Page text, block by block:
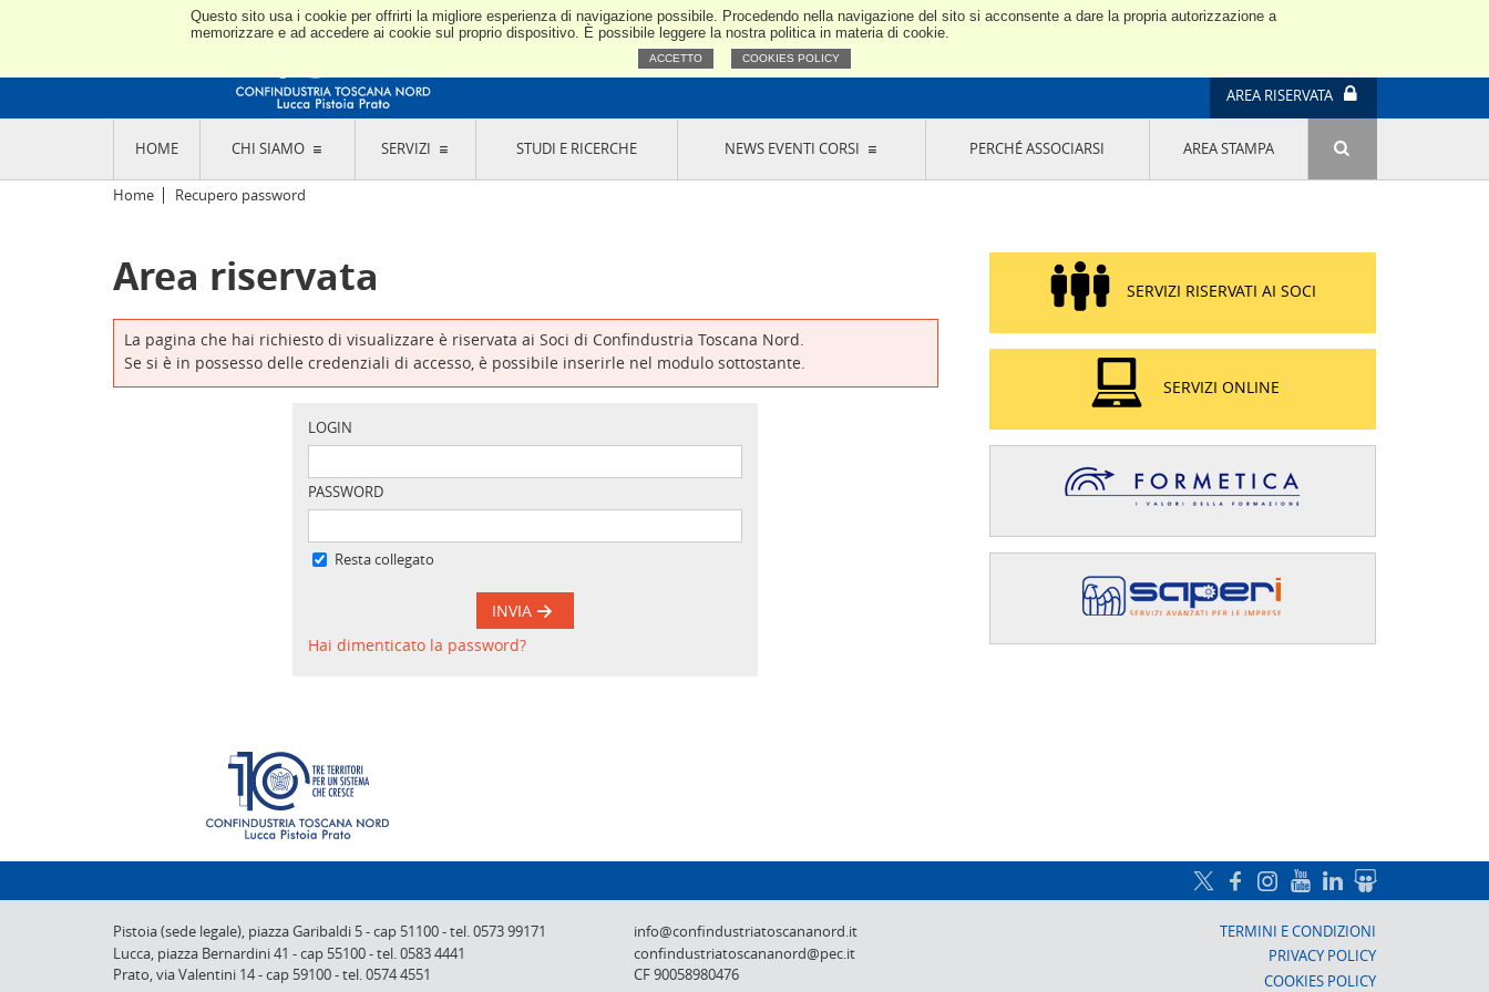
Questo sito usa i cookie per offrirti la migliore esperienza di navigazione possibile. Procedendo nella navigazione del sito si acconsente a dare la propria autorizzazione a
memorizzare e ad accedere ai cookie sul proprio dispositivo. È possibile leggere la nostra politica in materia di cookie.
ACCETTO COOKIES POLICY
Confindustria Toscana Nord
AREA RISERVATA
HOME CHI SIAMO
L'ASSOCIAZIONE
CODICE ETICO E DEI VALORI ASSOCIATIVI
TRASPARENZA CONTRIBUTI PUBBLICI
L'INDUSTRIA E IL TERRITORIO DI LUCCA,
PISTOIA E PRATO
SEDI E CONTATTI
ABOUT US
DESIGNAZIONE
ORGANI DI CONTROLLO
COMITATO PICCOLA
INDUSTRIA
GRUPPI DI ACQUISTO
EDIZIONE
PROGETTO LU.ME.
IL MANAGER DELLA SOSTENIBILITÀ NEL
DISTRETTO TESSILE PRATESE
GRUPPO IMPRENDITORIA FEMMINILE
SOSTENIBILITÀ
SERVIZI STUDI E RICERCHE NEWS EVENTI CORSI PERCHÉ ASSOCIARSI AREA STAMPA
Home Recupero password
Area riservata
La pagina che hai richiesto di visualizzare è riservata ai Soci di Confindustria Toscana Nord.
Se si è in possesso delle credenziali di accesso, è possibile inserirle nel modulo sottostante.
LOGIN
PASSWORD
Resta collegato
INVIA
Hai dimenticato la password?
SERVIZI RISERVATI AI SOCI
SERVIZI ONLINE
Pistoia (sede legale), piazza Garibaldi 5-cap 51100-tel. 0573 99171
Lucca, piazza Bernardini 41 -cap 55100-tel. 0583 4441
Prato,via Valentini 14-cap 59100-tel. 0574 4551
info@confindustriatoscananord.it
confindustriatoscananord@pec.it
CF 90058980476
TERMINI E CONDIZIONI
PRIVACY POLICY
COOKIES POLICY